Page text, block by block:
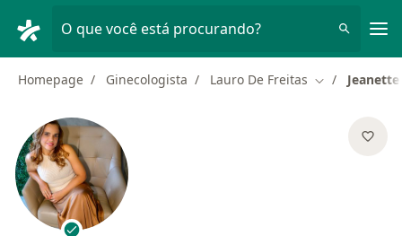
O que você está procurando?
Homepage Ginecologista Lauro De Freitas Mudar de